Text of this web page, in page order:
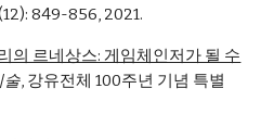
849-856, 2021.
의 르네상스: 게임체인저가 될 수
술, 강유전체 100주년 기념 특별